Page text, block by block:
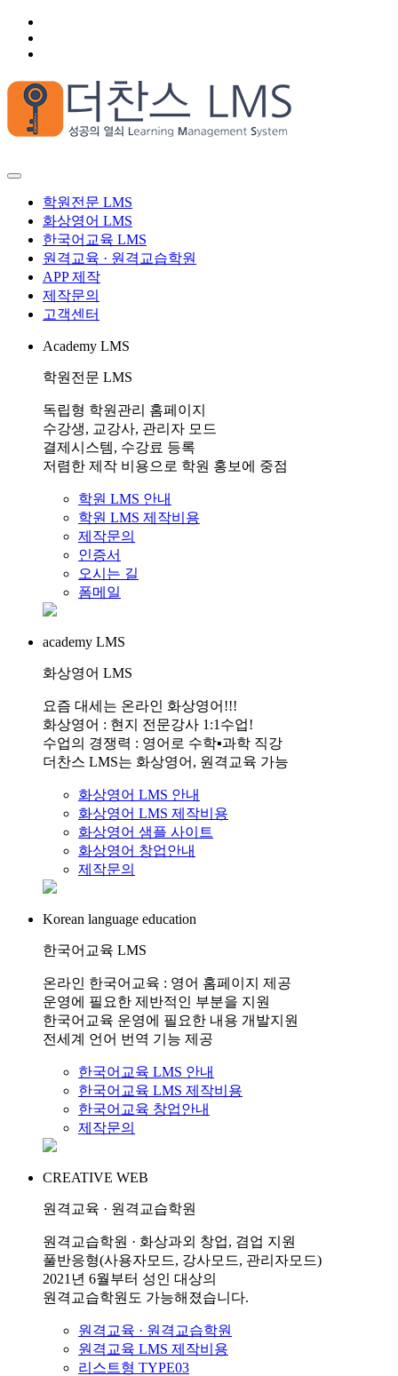
학원전문 LMS
화상영어 LMS
한국어교육 LMS
원격교육 · 원격교습학원
APP 제작
제작문의
고객센터
Academy LMS
학원전문 LMS
독립형 학원관리 홈페이지
수강생, 교강사, 관리자 모드
결제시스템, 수강료 등록
저렴한 제작 비용으로 학원 홍보에 중점
학원 LMS 안내
학원 LMS 제작비용
제작문의
인증서
오시는 길
폼메일
academy LMS
화상영어 LMS
요즘 대세는 온라인 화상영어!!!
화상영어 : 현지 전문강사 1:1수업!
수업의 경쟁력 : 영어로 수학▪과학 직강
더찬스 LMS는 화상영어, 원격교육 가능
화상영어 LMS 안내
화상영어 LMS 제작비용
화상영어 샘플 사이트
화상영어 창업안내
제작문의
Korean language education
한국어교육 LMS
온라인 한국어교육 : 영어 홈페이지 제공
운영에 필요한 제반적인 부분을 지원
한국어교육 운영에 필요한 내용 개발지원
전세계 언어 번역 기능 제공
한국어교육 LMS 안내
한국어교육 LMS 제작비용
한국어교육 창업안내
제작문의
CREATIVE WEB
원격교육 · 원격교습학원
원격교습학원 · 화상과외 창업, 겸업 지원
풀반응형(사용자모드, 강사모드, 관리자모드)
2021년 6월부터 성인 대상의
원격교습학원도 가능해졌습니다.
원격교육 · 원격교습학원
원격교육 LMS 제작비용
리스트형 TYPE03